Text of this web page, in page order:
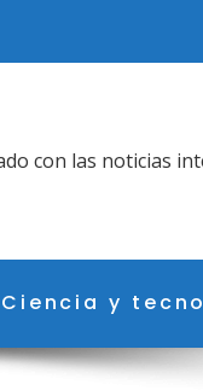
con las noticias
Ciencia y